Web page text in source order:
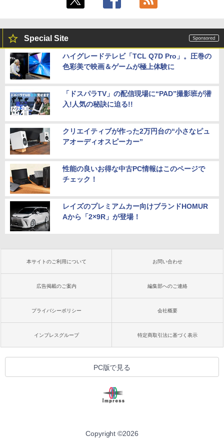
Special Site
ハイグレードテレビ「TCL Q7D Pro」。圧巻の
色彩美で映画＆ゲームが極上体験に
「ドスパラTV」の配信現場に“PAD”撮影班が潜
入!人気の秘訣に迫る!!
クリエイティブが作った2万円台の“小さなピュ
アオーディオスピーカー”
性能の良いお得な中古PC情報はこのページで
チェック！
レイズのプレミアムカー向けブランドHOMUR
Aから「2×9R」が登場！
本サイトのご利用について お問い合わせ
広告掲載のご案内 編集部へのご連絡
プライバシーポリシー 会社概要
インプレスグループ 特定商取引法に基づく表示
PC版で見る
Copyright ©2026